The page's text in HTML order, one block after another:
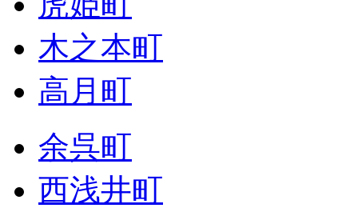
木之本町
高月町
余呉町
西浅井町